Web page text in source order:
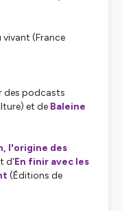
vivant (France
des podcasts
et de Baleine
l'origine des
d'En finir avec les
(Éditions de